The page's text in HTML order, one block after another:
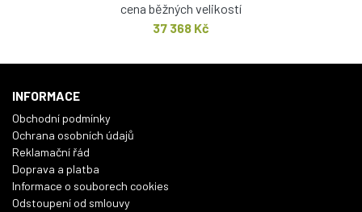
cena běžných velikostí
37 368 Kč
INFORMACE
Obchodní podmínky
Ochrana osobních údajů
Reklamační řád
Doprava a platba
Informace o souborech cookies
Odstoupení od smlouvy